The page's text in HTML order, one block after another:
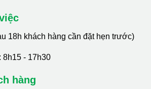
18h khách hàng cần đặt hẹn trước)
8h15 - 17h30
hàng